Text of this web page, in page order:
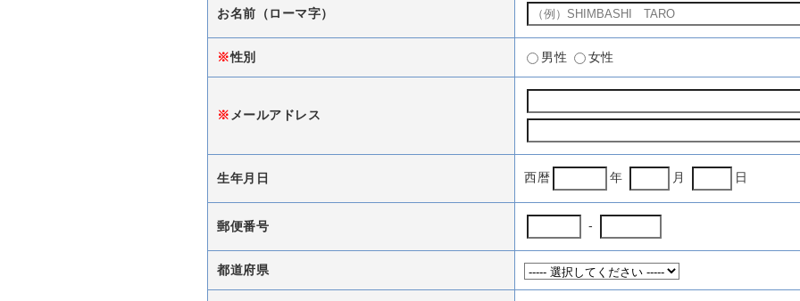
お名前（ローマ字）
※性別 男性 女性
※ メールアドレス
生年月日 西暦 年 月 日
郵便番号 -
都道府県